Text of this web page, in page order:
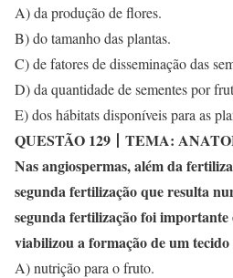
A) da produção de flores.
B) do tamanho das plantas.
C) de fatores de disseminação das
D) da quantidade de sementes por
E) dos hábitats disponíveis para as
QUESTÃO 129 丨 TEMA:
Nas angiospermas, além da
segunda fertilização que resulta
segunda fertilização foi importante
viabilizou a formação de um tecido
A) nutrição para o fruto.